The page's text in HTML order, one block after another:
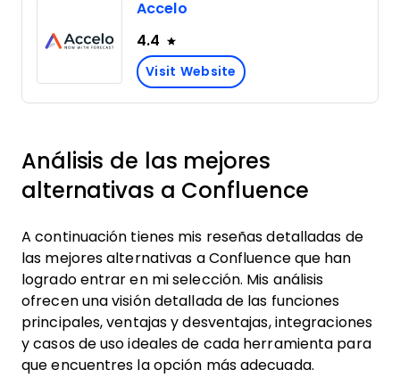
Accelo
4.4
Visit Website
Análisis de las mejores
alternativas a Confluence
A continuación tienes mis reseñas detalladas de
las mejores alternativas a Confluence que han
logrado entrar en mi selección. Mis análisis
ofrecen una visión detallada de las funciones
principales, ventajas y desventajas, integraciones
y casos de uso ideales de cada herramienta para
que encuentres la opción más adecuada.